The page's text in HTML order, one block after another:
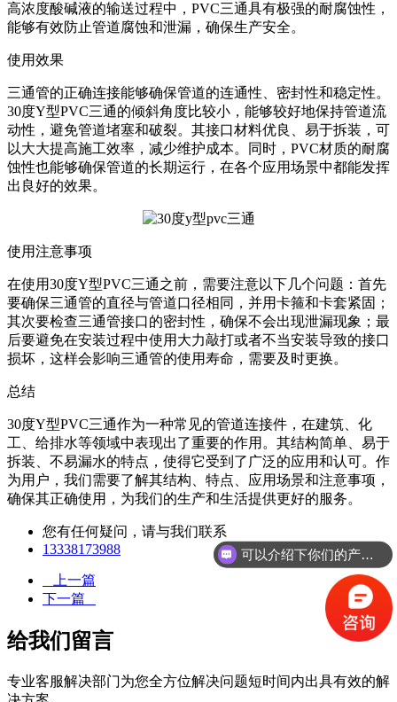
高浓度酸碱液的输送过程中，PVC三通具有极强的耐腐蚀性，
能够有效防止管道腐蚀和泄漏，确保生产安全。
使用效果
三通管的正确连接能够确保管道的连通性、密封性和稳定性。
30度Y型PVC三通的倾斜角度比较小，能够较好地保持管道流
动性，避免管道堵塞和破裂。其接口材料优良、易于拆装，可
以大大提高施工效率，减少维护成本。同时，PVC材质的耐腐
蚀性也能够确保管道的长期运行，在各个应用场景中都能发挥
出良好的效果。
使用注意事项
在使用30度Y型PVC三通之前，需要注意以下几个问题：首先
要确保三通管的直径与管道口径相同，并用卡箍和卡套紧固；
其次要检查三通管接口的密封性，确保不会出现泄漏现象；最
后要避免在安装过程中使用大力敲打或者不当安装导致的接口
损坏，这样会影响三通管的使用寿命，需要及时更换。
总结
30度Y型PVC三通作为一种常见的管道连接件，在建筑、化
工、给排水等领域中表现出了重要的作用。其结构简单、易于
拆装、不易漏水的特点，使得它受到了广泛的应用和认可。作
为用户，我们需要了解其结构、特点、应用场景和注意事项，
确保其正确使用，为我们的生产和生活提供更好的服务。
您有任何疑问，请与我们联系
13338173988
上一篇
下一篇
给我们留言
专业客服解决部门为您全方位解决问题短时间内出具有效的解
可以介绍下你们的产品么